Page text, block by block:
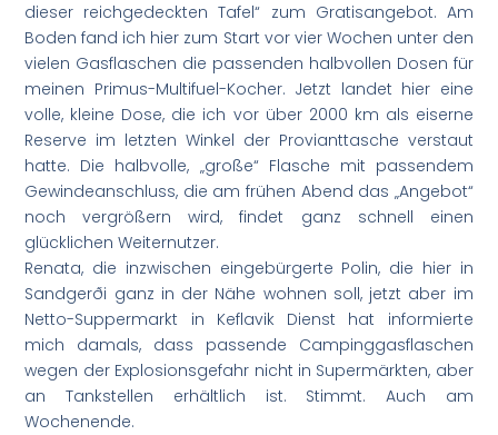
dieser reichgedeckten Tafel“ zum Gratisangebot. Am
Boden fand ich hier zum Start vor vier Wochen unter den
vielen Gasflaschen die passenden halbvollen Dosen für
meinen Primus-Multifuel-Kocher. Jetzt landet hier eine
volle, kleine Dose, die ich vor über 2000 km als eiserne
Reserve im letzten Winkel der Provianttasche verstaut
hatte. Die halbvolle, „große“ Flasche mit passendem
Gewindeanschluss, die am frühen Abend das „Angebot“
noch vergrößern wird, findet ganz schnell einen
glücklichen Weiternutzer.
Renata, die inzwischen eingebürgerte Polin, die hier in
Sandgerði ganz in der Nähe wohnen soll, jetzt aber im
Netto-Suppermarkt in Keflavik Dienst hat informierte
mich damals, dass passende Campinggasflaschen
wegen der Explosionsgefahr nicht in Supermärkten, aber
an Tankstellen erhältlich ist. Stimmt. Auch am
Wochenende.